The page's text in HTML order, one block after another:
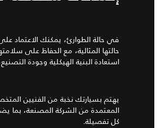
في حالة الطوارئ، يمكنك الاعتماد
حالتها المثالية، مع الحفاظ على
استعادة البنية الهيكلية وجودة
يهتم بسيارتك نخبة من الفنيين
المعتمدة من الشركة المصنعة، بما
كل تفصيلة.